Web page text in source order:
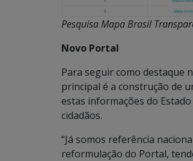
Pesquisa Mapa Brasil
Novo Portal
Para seguir como destaque
principal é a construção de
estas informações do
cidadãos.
“Já somos referência
reformulação do Portal,